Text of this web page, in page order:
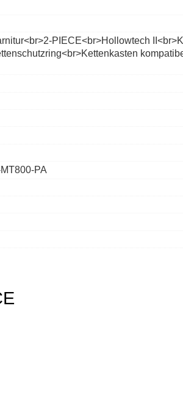
PIECE<br>Hollowtech
PA